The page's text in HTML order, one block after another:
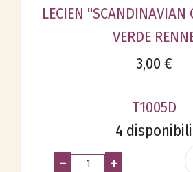
LECIEN "SCANDINAVIAN
VERDE
3,00 €
T1005D
4 disponibili
– +